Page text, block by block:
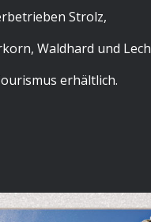
Strolz,
Waldhard und Lech
erhältlich.